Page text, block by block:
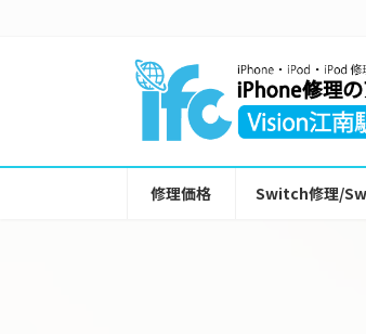
キ
に
修理価格 Switch修理/